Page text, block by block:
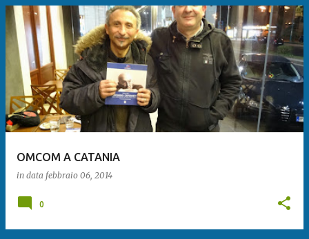
OMCOM A CATANIA
in data febbraio 06, 2014
0